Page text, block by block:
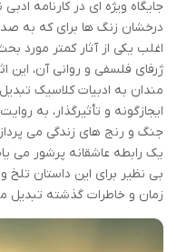
جایگاه ویژه ای در کارنامه
درخشان زنگ ها برای که به صدا
اغلب یکی از آثار کمتر مورد
ژرفای فلسفی و روانی آن، این
مندان به ادبیات کلاسیک
ایجازگونه و تأثیرگذار، به
جنگ و رنج های زندگی می
یک رابطه عاشقانه پرشور می
بی نظیر برای این داستان تلخ
زمان و خاطرات گذشته تبدیل